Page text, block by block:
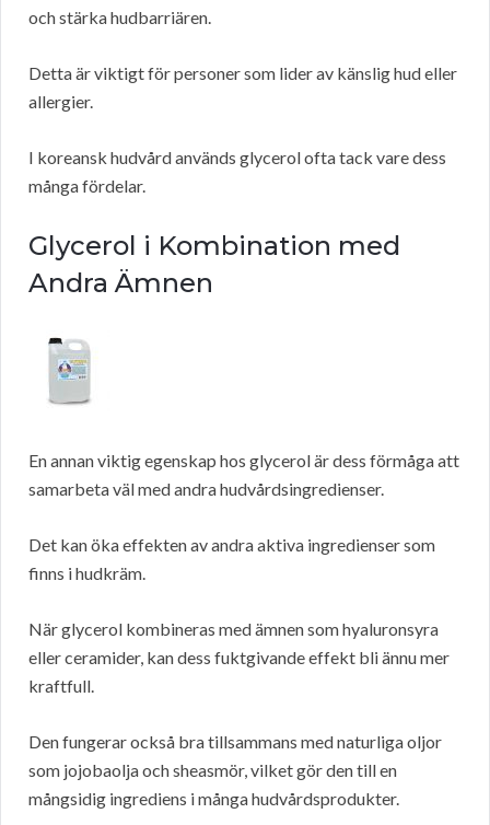
och stärka hudbarriären.
Detta är viktigt för personer som lider av känslig hud eller
allergier.
I koreansk hudvård används glycerol ofta tack vare dess
många fördelar.
Glycerol i Kombination med
Andra Ämnen
En annan viktig egenskap hos glycerol är dess förmåga att
samarbeta väl med andra hudvårdsingredienser.
Det kan öka effekten av andra aktiva ingredienser som
finns i hudkräm.
När glycerol kombineras med ämnen som hyaluronsyra
eller ceramider, kan dess fuktgivande effekt bli ännu mer
kraftfull.
Den fungerar också bra tillsammans med naturliga oljor
som jojobaolja och sheasmör, vilket gör den till en
mångsidig ingrediens i många hudvårdsprodukter.